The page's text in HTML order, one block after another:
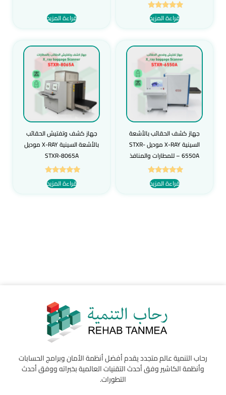
تم التقييم
5.00
قراءة المزيد
من 5
قراءة المزيد
جهاز كشف الحقائب بالأشعة
السينية X-RAY موديل STXR-
6550A – للمطارات والمنافذ
تم التقييم
5.00
قراءة المزيد
جهاز كشف وتفتيش الحقائب
بالأشعة السينية X-RAY موديل
STXR-8065A
تم التقييم
5.00
قراءة المزيد
رحاب التنمية عالم متجدد يقدم أفضل أنظمة الأمان وبرامج الحسابات
وأنظمة الكاشير وفق أحدث التقنيات العالمية بخبراته ووفق أحدث
التطورات.